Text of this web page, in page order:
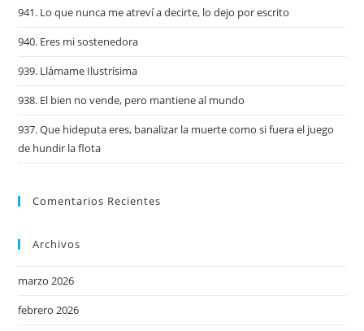
941. Lo que nunca me atreví a decirte, lo dejo por escrito
940. Eres mi sostenedora
939. Llámame Ilustrísima
938. El bien no vende, pero mantiene al mundo
937. Que hideputa eres, banalizar la muerte como si fuera el juego
de hundir la flota
Comentarios Recientes
Archivos
marzo 2026
febrero 2026